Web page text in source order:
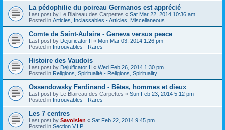
La pédophilie du poireau Germanos est apprécié
Last post by Le Blaireau des Carpettes « Sat Mar 22, 2014 10:36 am
Posted in Articles, Inclassables - Articles, Miscellaneous
Comte de Saint-Aulaire - Geneva versus peace
Last post by Dejuificator II « Mon Mar 03, 2014 1:26 pm
Posted in Introuvables - Rares
Histoire des Vaudois
Last post by Dejuificator II « Wed Feb 26, 2014 1:30 pm
Posted in Religions, Spiritualité - Religions, Spirituality
Ossendowsky Ferdinand - Bêtes, hommes et dieux
Last post by Le Blaireau des Carpettes « Sun Feb 23, 2014 5:12 pm
Posted in Introuvables - Rares
Les 7 centres
Last post by Savoisien « Sat Feb 22, 2014 9:45 pm
Posted in Section V.I.P